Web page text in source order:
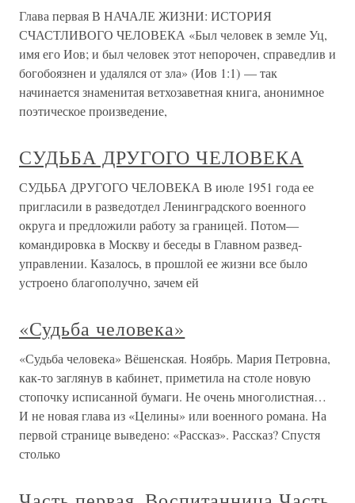
Глава первая В НАЧАЛЕ ЖИЗНИ: ИСТОРИЯ
СЧАСТЛИВОГО ЧЕЛОВЕКА «Был человек в земле Уц,
имя его Иов; и был человек этот непорочен, справедлив и
богобоязнен и удалялся от зла» (Иов 1:1) — так
начинается знаменитая ветхозаветная книга, анонимное
поэтическое произведение,
СУДЬБА ДРУГОГО ЧЕЛОВЕКА
СУДЬБА ДРУГОГО ЧЕЛОВЕКА В июле 1951 года ее
пригласили в разведотдел Ленинградского военного
округа и предложили работу за границей. Потом—
командировка в Москву и беседы в Главном развед-
управлении. Казалось, в прошлой ее жизни все было
устроено благополучно, зачем ей
«Судьба человека»
«Судьба человека» Вёшенская. Ноябрь. Мария Петровна,
как-то заглянув в кабинет, приметила на столе новую
стопочку исписанной бумаги. Не очень многолистная…
И не новая глава из «Целины» или военного романа. На
первой странице выведено: «Рассказ». Рассказ? Спустя
столько